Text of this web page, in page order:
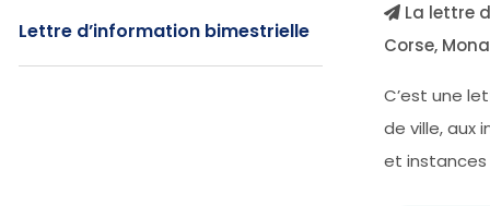
Lettre d’information bimestrielle
La lettre
Corse,
C’est une
de ville, aux
et